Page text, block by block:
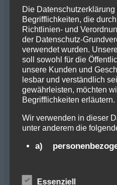
Lorem ipsum dolor sit
adipiscing elit duis
interdum varius sit
Faucibus et molestie ac
vestibulum mattis.
tempus egestas sed
interdum varius sit
quam pellentesque nec.
eleifend mi. Eu
fermentum leo vel orci.
pulvinar etiam non
Die Datenschutzerklärung
Begrifflichkeiten, die
Richtlinien- und
der Datenschutz-
verwendet wurden.
soll sowohl für die
unsere Kunden und
lesbar und verständlich
gewährleisten, möchten
Begrifflichkeiten erläutern.
Wir verwenden in dieser
unter anderem die
a)
Essenziell